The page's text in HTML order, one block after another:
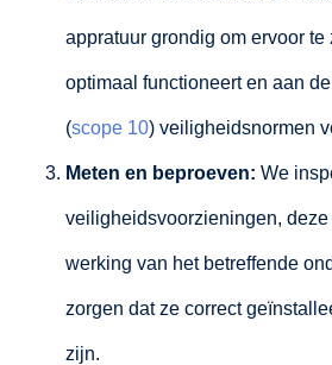
appratuur grondig om ervoor te
optimaal functioneert en aan
(scope 10) veiligheidsnormen
Meten en beproeven: We
veiligheidsvoorzieningen,
werking van het betreffende
zorgen dat ze correct
zijn.